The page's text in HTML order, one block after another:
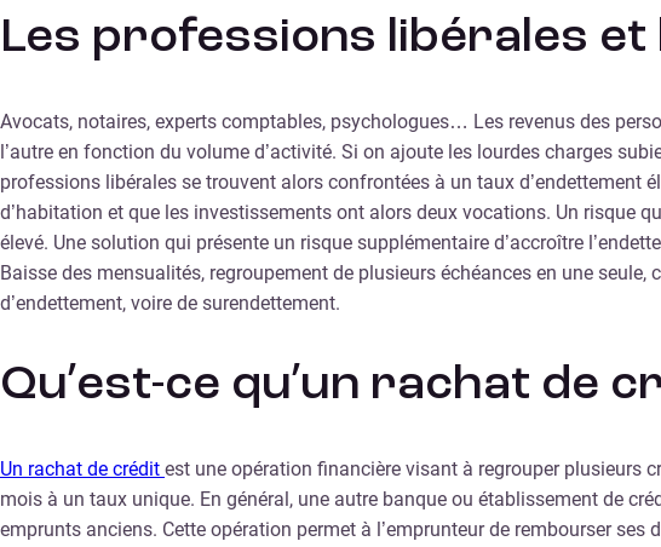
Les professions libérales et
Avocats, notaires, experts comptables, psychologues… Les revenus des
l’autre en fonction du volume d’activité. Si on ajoute les lourdes charges
professions libérales se trouvent alors confrontées à un taux d’endettement
d’habitation et que les investissements ont alors deux vocations. Un risque
élevé. Une solution qui présente un risque supplémentaire d’accroître
Baisse des mensualités, regroupement de plusieurs échéances en une
d’endettement, voire de surendettement.
Qu’est-ce qu’un rachat de
Un rachat de crédit est une opération financière visant à regrouper plusieurs
mois à un taux unique. En général, une autre banque ou établissement de
emprunts anciens. Cette opération permet à l’emprunteur de rembourser